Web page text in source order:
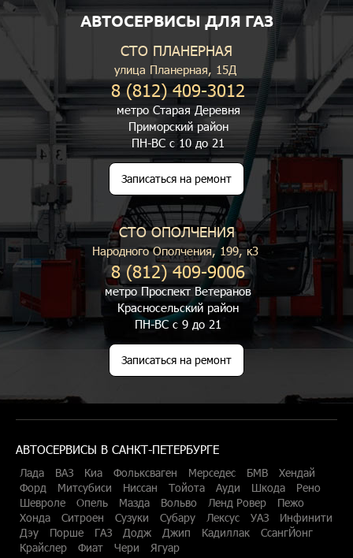
АВТОСЕРВИСЫ ДЛЯ ГАЗ
СТО ПЛАНЕРНАЯ
улица Планерная, 15Д
8 (812) 409-3012
метро Старая Деревня
Приморский район
ПН-ВС с 10 до 21
Записаться на ремонт
СТО ОПОЛЧЕНИЯ
Народного Ополчения, 199, к3
8 (812) 409-9006
метро Проспект Ветеранов
Красносельский район
ПН-ВС с 9 до 21
Записаться на ремонт
АВТОСЕРВИСЫ В САНКТ-ПЕТЕРБУРГЕ
Лада ВАЗ Киа Фольксваген Мерседес БМВ
Хендай
Форд
Митсубиси Ниссан Тойота Ауди Шкода
Рено
Шевроле
Опель Мазда Вольво Ленд Ровер
Пежо
Хонда
Ситроен Сузуки Субару Лексус УАЗ
Инфинити
Дэу
Порше ГАЗ Додж Джип Кадиллак
СсангЙонг
Крайслер
Фиат Чери Ягуар